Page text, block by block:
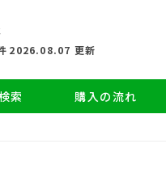
2026.08.07 更新
索 購入の流れ